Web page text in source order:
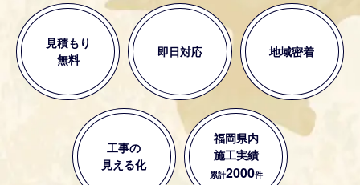
見積もり
無料
即日対応 地域密着
工事の
見える化
福岡県内
施工実績
累計2000件